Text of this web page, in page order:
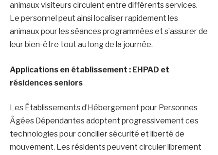
animaux visiteurs circulent entre différents services.
Le personnel peut ainsi localiser rapidement les
animaux pour les séances programmées et s’assurer de
leur bien-être tout au long de la journée.
Applications en établissement : EHPAD et
résidences seniors
Les Établissements d’Hébergement pour Personnes
Âgées Dépendantes adoptent progressivement ces
technologies pour concilier sécurité et liberté de
mouvement. Les résidents peuvent circuler librement